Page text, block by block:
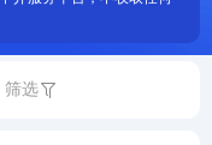
筛选